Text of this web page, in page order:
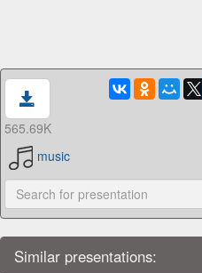
565.69K
music
Similar presentations: